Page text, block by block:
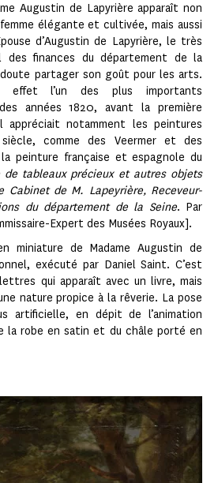
Augustin de Lapyrière apparaît non
élégante et cultivée, mais aussi
d’Augustin de Lapyrière, le très
des finances du département de la
partager son goût pour les arts.
l’un des plus importants
années 1820, avant la première
notamment les peintures
siècle, comme des Veermer et des
la peinture française et espagnole du
de tableaux précieux et autres objets
Cabinet de M. Lapeyrière, Receveur-
du département de la Seine. Par
Expert des Musées Royaux].
miniature de Madame Augustin de
exécuté par Daniel Saint. C’est
qui apparaît avec un livre, mais
nature propice à la rêverie. La pose
artificielle, en dépit de l’animation
la robe en satin et du châle porté en